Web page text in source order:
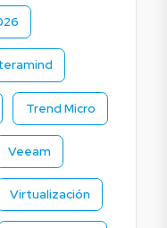
Trend Micro
Veeam
Virtualización